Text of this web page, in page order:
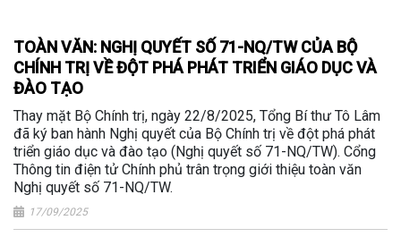
TOÀN VĂN: NGHỊ QUYẾT SỐ 71-NQ/TW CỦA BỘ
CHÍNH TRỊ VỀ ĐỘT PHÁ PHÁT TRIỂN GIÁO DỤC VÀ
ĐÀO TẠO
Thay mặt Bộ Chính trị, ngày 22/8/2025, Tổng Bí thư Tô Lâm
đã ký ban hành Nghị quyết của Bộ Chính trị về đột phá phát
triển giáo dục và đào tạo (Nghị quyết số 71-NQ/TW). Cổng
Thông tin điện tử Chính phủ trân trọng giới thiệu toàn văn
Nghị quyết số 71-NQ/TW.
17/09/2025